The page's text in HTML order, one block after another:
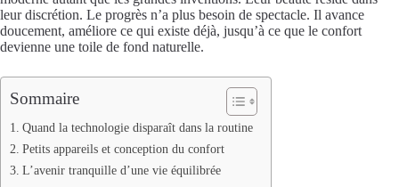
leur discrétion. Le progrès n’a plus besoin de spectacle. Il avance
doucement, améliore ce qui existe déjà, jusqu’à ce que le confort
devienne une toile de fond naturelle.
Sommaire
Quand la technologie disparaît dans la routine
Petits appareils et conception du confort
L’avenir tranquille d’une vie équilibrée